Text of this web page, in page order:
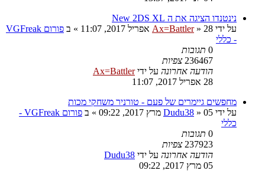
נינטנדו הציגה את ה New 2DS XL
על ידי
Ax=Battler» 28 אפריל 2017, 11:07 » ב
פורום VGFreak
- כללי
0 תגובות
236467 צפיות
הודעה אחרונה על ידיAx=Battler
28 אפריל 2017, 11:07
מחפשים גיימרים של פעם - טורניר משחקי מכות
על ידי
Dudu38 » 05 מרץ 2017, 09:22 » ב
פורום VGFreak -
כללי
0 תגובות
237923 צפיות
הודעה אחרונה על ידי Dudu38
05 מרץ 2017, 09:22